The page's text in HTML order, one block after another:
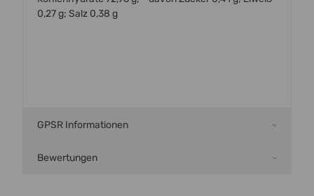
0,27 g; Salz 0,38 g
GPSR Informationen
Bewertungen